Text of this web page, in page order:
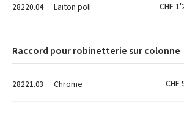
28220.04 Laiton poli CHF
Raccord pour robinetterie sur colonne
28221.03 Chrome CHF